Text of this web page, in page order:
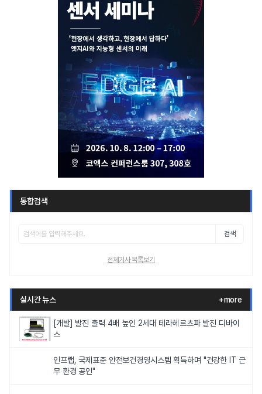
통합검색
검색
전체기사 목록보기
실시간 뉴스 +more
[개발] 발진 출력 4배 높인 2세대 테라헤르츠파 발진 디바이
스
인프랩, 국제표준 안전보건경영시스템 획득하며 "건강한 IT 근
무 환경 공인"